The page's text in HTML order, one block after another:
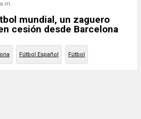
mundial, un zaguero
cesión desde Barcelona
Fútbol Español Fútbol